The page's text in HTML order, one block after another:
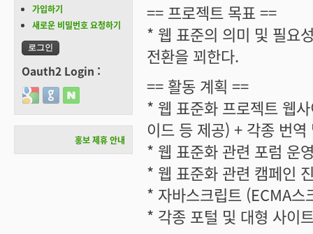
== 프로젝트 목표 ==
* 웹 표준의 의미 및 필요
전환을 꾀한다.
== 활동 계획 ==
* 웹 표준화 프로젝트 웹
이드 등 제공) + 각종 번역
* 웹 표준화 관련 포럼 운
* 웹 표준화 관련 캠페인
* 자바스크립트 (ECMA
* 각종 포털 및 대형 사이
가입하기
새로운 비밀번호 요청하기
Oauth2 Login :
Login with Google
Login with GitHub
Login with Naver
홍보 제휴 안내